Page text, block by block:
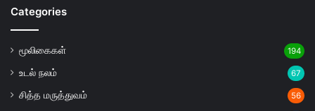
Categories
மூலிகைகள் 194
உடல் நலம் 67
சித்த மருத்துவம் 56